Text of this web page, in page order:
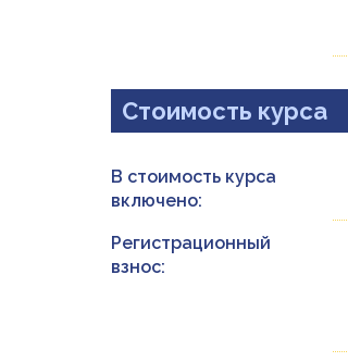
Стоимость курса
В стоимость курса
включено:
Регистрационный
взнос: